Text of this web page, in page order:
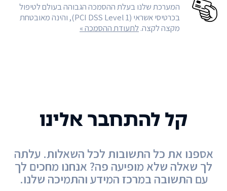
המערכת שלנו בעלת ההסמכה הגבוהה בעולם לטיפול
בכרטיסי אשראי (PCI DSS Level 1), והינה מאובטחת
מקצה לקצה.לתעודת ההסמכה »
קל להתחבר אלינו
אספנו את כל התשובות לכל השאלות. עלתה
לך שאלה שלא מופיעה פה? אנחנו מחכים לך
עם התשובה במרכז המידע והתמיכה שלנו.